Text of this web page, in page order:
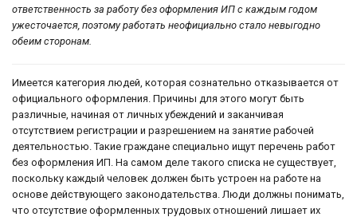
ответственность за работу без оформления ИП с каждым годом
ужесточается, поэтому работать неофициально стало невыгодно
обеим сторонам.
Имеется категория людей, которая сознательно отказывается от
официального оформления. Причины для этого могут быть
различные, начиная от личных убеждений и заканчивая
отсутствием регистрации и разрешением на занятие рабочей
деятельностью. Такие граждане специально ищут перечень работ
без оформления ИП. На самом деле такого списка не существует,
поскольку каждый человек должен быть устроен на работе на
основе действующего законодательства. Люди должны понимать,
что отсутствие оформленных трудовых отношений лишает их